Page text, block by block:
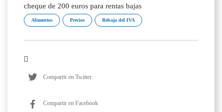
cheque de 200 euros para rentas bajas
Alimentos Precios Rebaja del IVA
Compartir en Twitter
Compartir en Facebook